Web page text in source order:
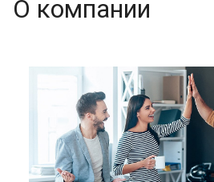
О компании